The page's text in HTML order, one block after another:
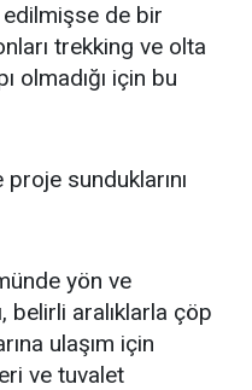
de bir
trekking ve olta
olmadığı için bu
sunduklarını
yön ve
belirli aralıklarla çöp
ulaşım için
ve tuvalet